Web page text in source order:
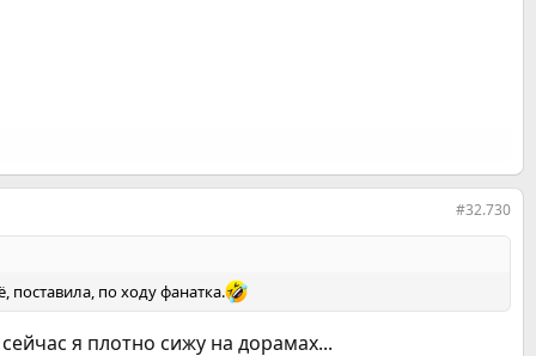
#32.730
поставила, по ходу фанатка.
я плотно сижу на дорамах...